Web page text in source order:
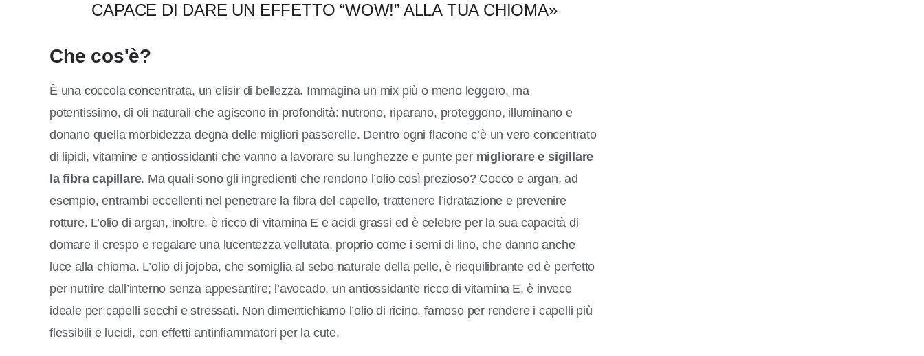
CAPACE DI DARE UN EFFETTO “WOW!” ALLA TUA CHIOMA»
Che cos'è?
È una coccola concentrata, un elisir di bellezza. Immagina un mix più o meno leggero, ma
potentissimo, di oli naturali che agiscono in profondità: nutrono, riparano, proteggono, illuminano e
donano quella morbidezza degna delle migliori passerelle. Dentro ogni flacone c’è un vero concentrato
di lipidi, vitamine e antiossidanti che vanno a lavorare su lunghezze e punte per migliorare e sigillare
la fibra capillare. Ma quali sono gli ingredienti che rendono l’olio così prezioso? Cocco e argan, ad
esempio, entrambi eccellenti nel penetrare la fibra del capello, trattenere l’idratazione e prevenire
rotture. L’olio di argan, inoltre, è ricco di vitamina E e acidi grassi ed è celebre per la sua capacità di
domare il crespo e regalare una lucentezza vellutata, proprio come i semi di lino, che danno anche
luce alla chioma. L’olio di jojoba, che somiglia al sebo naturale della pelle, è riequilibrante ed è perfetto
per nutrire dall’interno senza appesantire; l’avocado, un antiossidante ricco di vitamina E, è invece
ideale per capelli secchi e stressati. Non dimentichiamo l’olio di ricino, famoso per rendere i capelli più
flessibili e lucidi, con effetti antinfiammatori per la cute.